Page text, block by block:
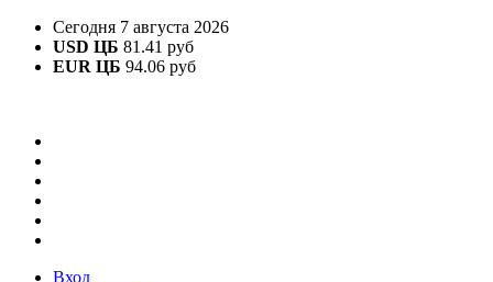
Сегодня 7 августа 2026
USD ЦБ 81.41 руб
EUR ЦБ 94.06 руб
Вход